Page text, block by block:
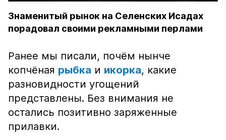
Знаменитый рынок на Селенских Исадах
порадовал своими рекламными перлами
Ранее мы писали, почём нынче
копчёная рыбка и икорка, какие
разновидности угощений
представлены. Без внимания не
остались позитивно заряженные
прилавки.